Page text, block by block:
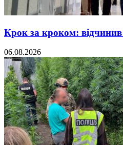
Крок за кроком:
06.08.2026